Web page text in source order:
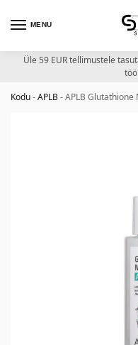
MENU
Üle 59 EUR tellimustele
Kodu-APLB-APLB